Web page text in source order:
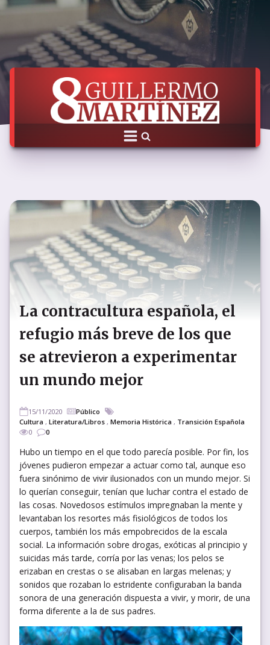
La contracultura española, el
refugio más breve de los que
se atrevieron a experimentar
un mundo mejor
15/11/2020
Público
Cultura , Literatura/Libros , Memoria Histórica , Transición Española
0
0
Hubo un tiempo en el que todo parecía posible. Por fin, los
jóvenes pudieron empezar a actuar como tal, aunque eso
fuera sinónimo de vivir ilusionados con un mundo mejor. Si
lo querían conseguir, tenían que luchar contra el estado de
las cosas. Novedosos estímulos impregnaban la mente y
levantaban los resortes más fisiológicos de todos los
cuerpos, también los más empobrecidos de la escala
social. La información sobre drogas, exóticas al principio y
suicidas más tarde, corría por las venas; los pelos se
erizaban en crestas o se alisaban en largas melenas; y
sonidos que rozaban lo estridente configuraban la banda
sonora de una generación dispuesta a vivir, y morir, de una
forma diferente a la de sus padres.